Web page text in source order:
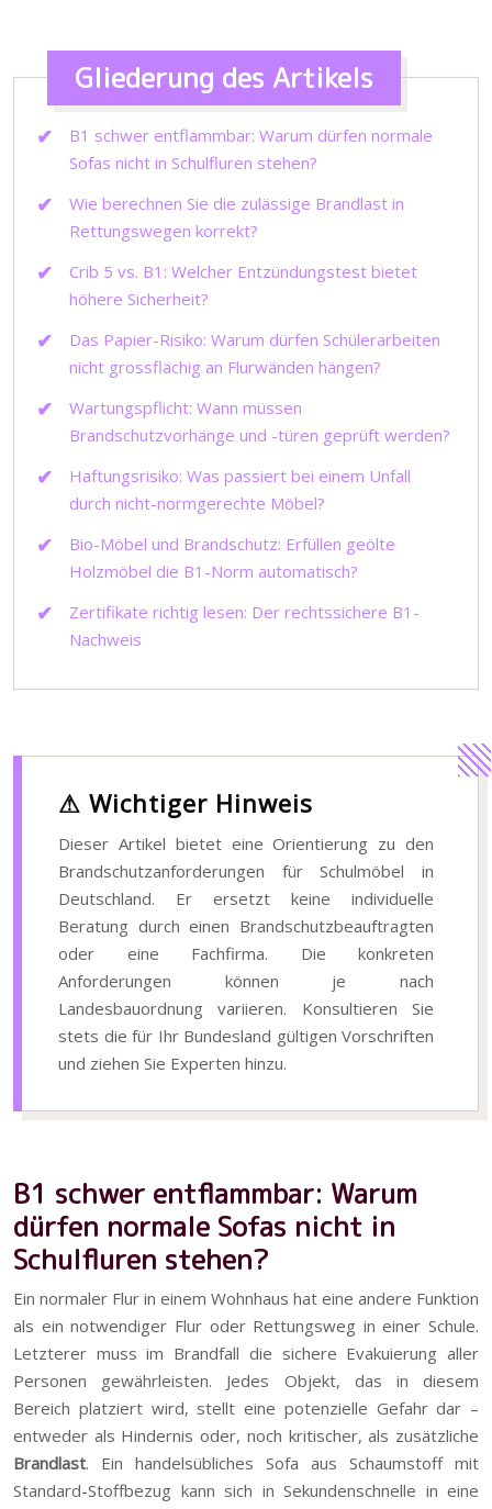
Gliederung des Artikels
B1 schwer entflammbar: Warum dürfen normale
Sofas nicht in Schulfluren stehen?
Wie berechnen Sie die zulässige Brandlast in
Rettungswegen korrekt?
Crib 5 vs. B1: Welcher Entzündungstest bietet
höhere Sicherheit?
Das Papier-Risiko: Warum dürfen Schülerarbeiten
nicht grossflächig an Flurwänden hängen?
Wartungspflicht: Wann müssen
Brandschutzvorhänge und -türen geprüft werden?
Haftungsrisiko: Was passiert bei einem Unfall
durch nicht-normgerechte Möbel?
Bio-Möbel und Brandschutz: Erfüllen geölte
Holzmöbel die B1-Norm automatisch?
Zertifikate richtig lesen: Der rechtssichere B1-
Nachweis
⚠ Wichtiger Hinweis
Dieser Artikel bietet eine Orientierung zu den
Brandschutzanforderungen für Schulmöbel in
Deutschland. Er ersetzt keine individuelle
Beratung durch einen Brandschutzbeauftragten
oder eine Fachfirma. Die konkreten
Anforderungen können je nach
Landesbauordnung variieren. Konsultieren Sie
stets die für Ihr Bundesland gültigen Vorschriften
und ziehen Sie Experten hinzu.
B1 schwer entflammbar: Warum
dürfen normale Sofas nicht in
Schulfluren stehen?
Ein normaler Flur in einem Wohnhaus hat eine andere Funktion
als ein notwendiger Flur oder Rettungsweg in einer Schule.
Letzterer muss im Brandfall die sichere Evakuierung aller
Personen gewährleisten. Jedes Objekt, das in diesem
Bereich platziert wird, stellt eine potenzielle Gefahr dar –
entweder als Hindernis oder, noch kritischer, als zusätzliche
Brandlast. Ein handelsübliches Sofa aus Schaumstoff mit
Standard-Stoffbezug kann sich in Sekundenschnelle in eine